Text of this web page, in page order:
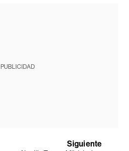
PUBLICIDAD
Siguiente